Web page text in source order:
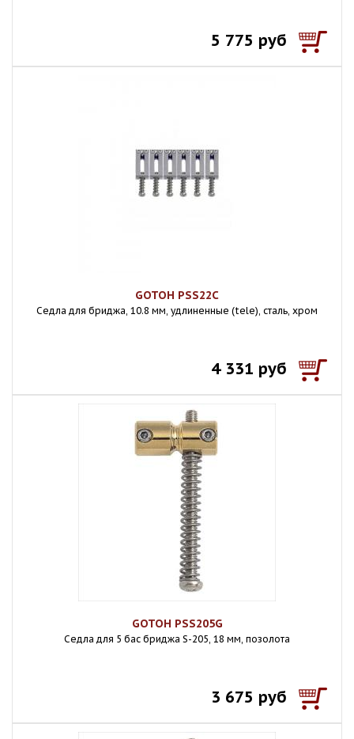
5 775 руб
GOTOH PSS22C
Седла для бриджа, 10.8 мм, удлиненные (tele), сталь, хром
4 331 руб
GOTOH PSS205G
Седла для 5 бас бриджа S-205, 18 мм, позолота
3 675 руб